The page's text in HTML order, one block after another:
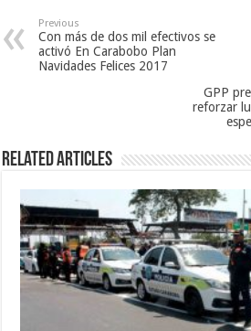
Previous
Con más de dos mil efectivos se
activó En Carabobo Plan
Navidades Felices 2017
GPP
reforzar
Related Articles